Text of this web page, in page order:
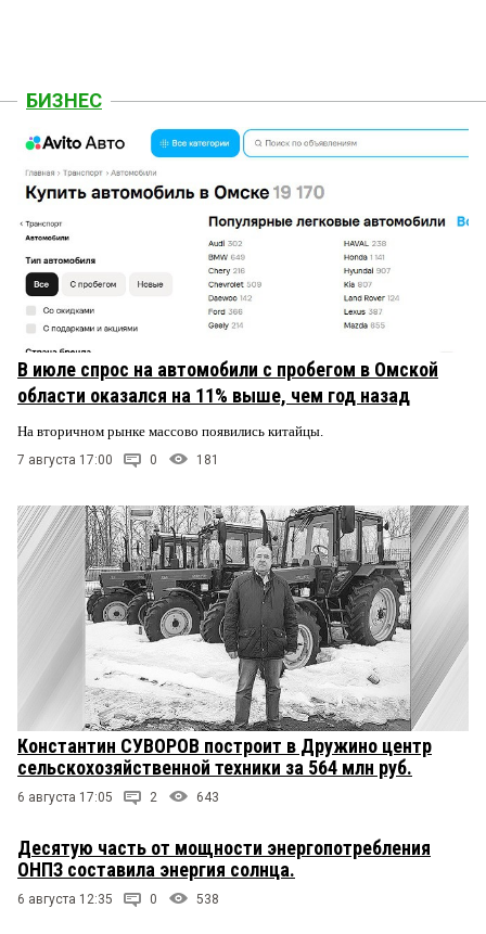
БИЗНЕС
В июле спрос на автомобили с пробегом в Омской
области оказался на 11% выше, чем год назад
На вторичном рынке массово появились китайцы.
7 августа 17:00 0 181
Константин СУВОРОВ построит в Дружино центр
сельскохозяйственной техники за 564 млн руб.
6 августа 17:05 2 643
Десятую часть от мощности энергопотребления
ОНПЗ составила энергия солнца.
6 августа 12:35 0 538